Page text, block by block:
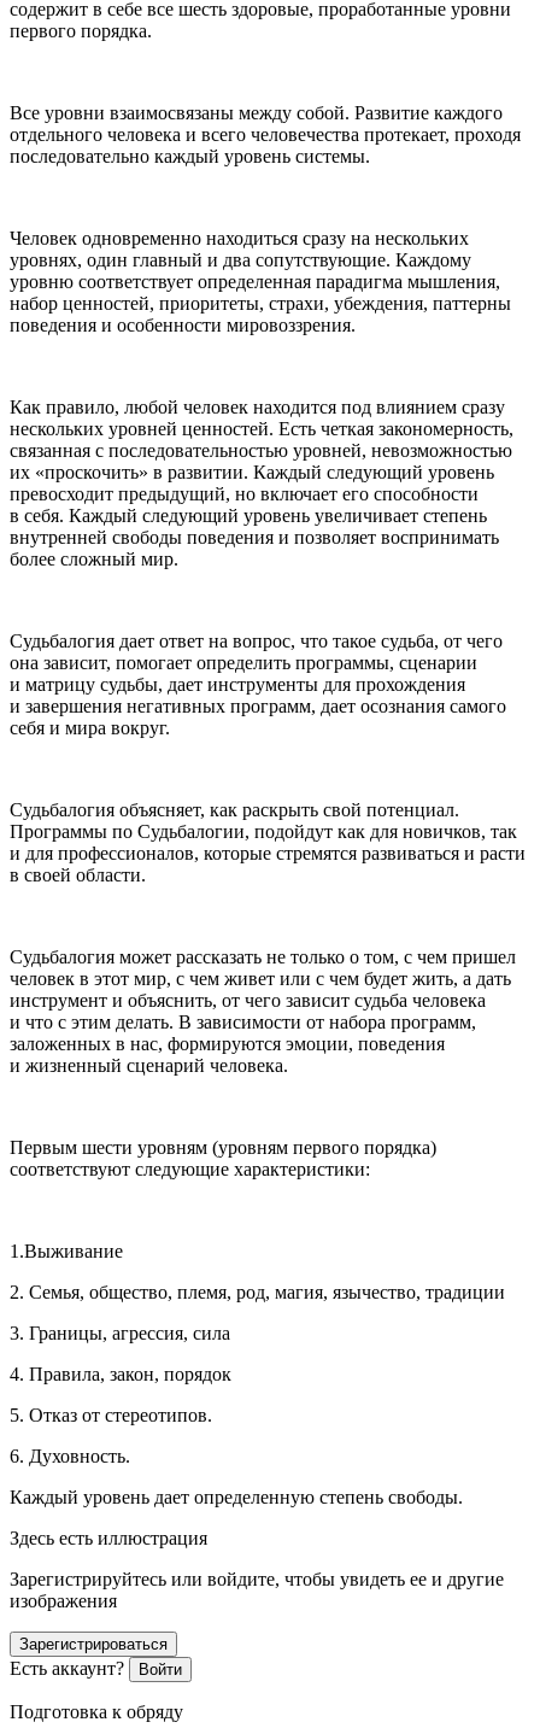
содержит в себе все шесть здоровые, проработанные уровни
первого порядка.
Все уровни взаимосвязаны между собой. Развитие каждого
отдельного человека и всего человечества протекает, проходя
последовательно каждый уровень системы.
Человек одновременно находиться сразу на нескольких
уровнях, один главный и два сопутствующие. Каждому
уровню соответствует определенная парадигма мышления,
набор ценностей, приоритеты, страхи, убеждения, паттерны
поведения и особенности мировоззрения.
Как правило, любой человек находится под влиянием сразу
нескольких уровней ценностей. Есть четкая закономерность,
связанная с последовательностью уровней, невозможностью
их «проскочить» в развитии. Каждый следующий уровень
превосходит предыдущий, но включает его способности
в себя. Каждый следующий уровень увеличивает степень
внутренней свободы поведения и позволяет воспринимать
более сложный мир.
Судьбалогия дает ответ на вопрос, что такое судьба, от чего
она зависит, помогает определить программы, сценарии
и матрицу судьбы, дает инструменты для прохождения
и завершения негативных программ, дает осознания самого
себя и мира вокруг.
Судьбалогия объясняет, как раскрыть свой потенциал.
Программы по Судьбалогии, подойдут как для новичков, так
и для профессионалов, которые стремятся развиваться и расти
в своей области.
Судьбалогия может рассказать не только о том, с чем пришел
человек в этот мир, с чем живет или с чем будет жить, а дать
инструмент и объяснить, от чего зависит судьба человека
и что с этим делать. В зависимости от набора программ,
заложенных в нас, формируются эмоции, поведения
и жизненный сценарий человека.
Первым шести уровням (уровням первого порядка)
соответствуют следующие характеристики:
1.Выживание
2. Семья, общество, племя, род, магия, язычество, традиции
3. Границы, агрессия, сила
4. Правила, закон, порядок
5. Отказ от стереотипов.
6. Духовность.
Каждый уровень дает определенную степень свободы.
Здесь есть иллюстрация
Зарегистрируйтесь или войдите, чтобы увидеть ее и другие
изображения
Зарегистрироваться
Есть аккаунт? Войти
Подготовка к обряду